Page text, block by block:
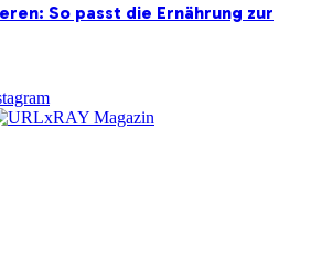
So passt die Ernährung zur